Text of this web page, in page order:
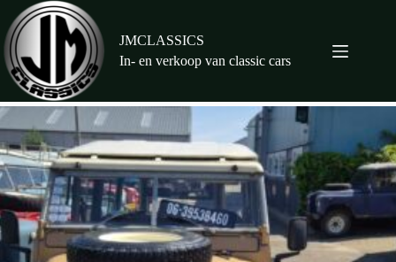
naar
de
inhoud
JMCLASSICS
In- en verkoop van classic cars